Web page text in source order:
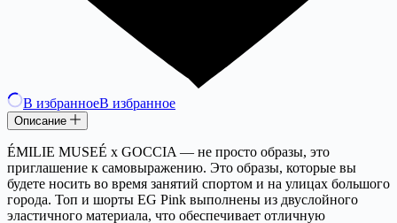
В избранноеВ избранное
Описание
ÉMILIE MUSEÉ x GOCCIA — не просто образы, это
приглашение к самовыражению. Это образы, которые вы
будете носить во время занятий спортом и на улицах большого
города. Топ и шорты EG Pink выполнены из двуслойного
эластичного материала, что обеспечивает отличную